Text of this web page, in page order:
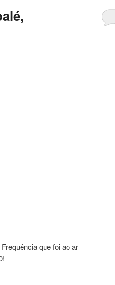
que foi ao ar